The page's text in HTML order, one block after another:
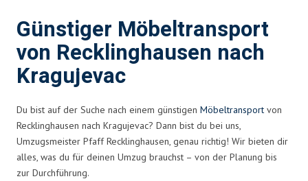
Günstiger Möbeltransport
von Recklinghausen nach
Kragujevac
Du bist auf der Suche nach einem günstigen Möbeltransport von
Recklinghausen nach Kragujevac? Dann bist du bei uns,
Umzugsmeister Pfaff Recklinghausen, genau richtig! Wir bieten dir
alles, was du für deinen Umzug brauchst – von der Planung bis
zur Durchführung.